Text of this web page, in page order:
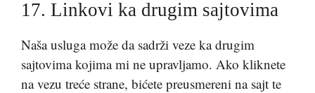
17. Linkovi ka drugim sajtovima
Naša usluga može da sadrži veze ka drugim
sajtovima kojima mi ne upravljamo. Ako kliknete
na vezu treće strane, bićete preusmereni na sajt te